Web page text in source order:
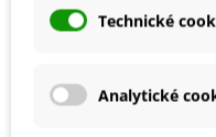
Mohlo by se také
Technické
Analytické